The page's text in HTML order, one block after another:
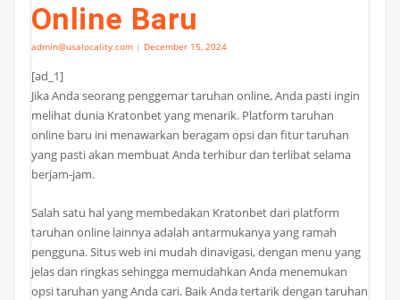
Online Baru
admin@usalocality.com | December 15, 2024
[ad_1]
Jika Anda seorang penggemar taruhan online, Anda pasti ingin
melihat dunia Kratonbet yang menarik. Platform taruhan
online baru ini menawarkan beragam opsi dan fitur taruhan
yang pasti akan membuat Anda terhibur dan terlibat selama
berjam-jam.
Salah satu hal yang membedakan Kratonbet dari platform
taruhan online lainnya adalah antarmukanya yang ramah
pengguna. Situs web ini mudah dinavigasi, dengan menu yang
jelas dan ringkas sehingga memudahkan Anda menemukan
opsi taruhan yang Anda cari. Baik Anda tertarik dengan taruhan